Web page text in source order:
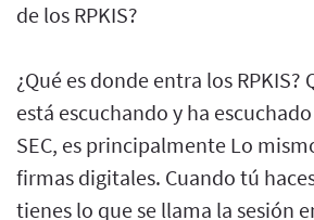
de los RPKIS?
¿Qué es donde entra los RPKIS?
está escuchando y ha
SEC, es principalmente Lo
firmas digitales. Cuando tú
tienes lo que se llama la sesión